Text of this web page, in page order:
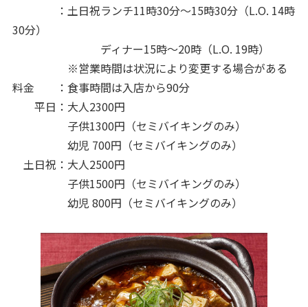
：土日祝ランチ11時30分～15時30分（L.O. 14時
30分）
ディナー15時～20時（L.O. 19時）
※営業時間は状況により変更する場合がある
料金 ：食事時間は入店から90分
平日：大人2300円
子供1300円（セミバイキングのみ）
幼児 700円（セミバイキングのみ）
土日祝：大人2500円
子供1500円（セミバイキングのみ）
幼児 800円（セミバイキングのみ）